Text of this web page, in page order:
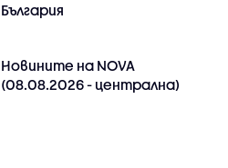
България
Новините на NOVA
(08.08.2026 - централна)